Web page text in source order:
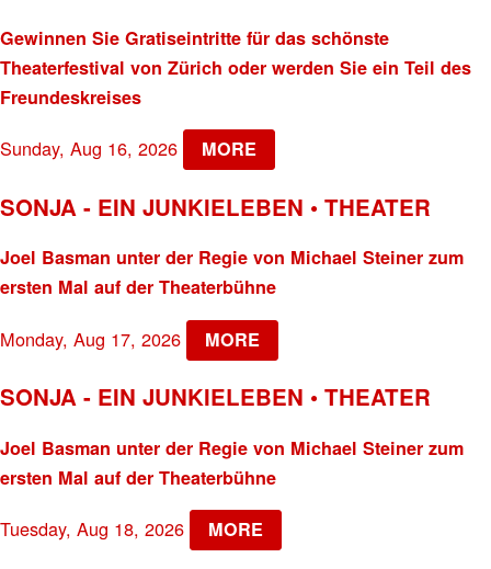
Gewinnen Sie Gratiseintritte für das schönste
Theaterfestival von Zürich oder werden Sie ein Teil des
Freundeskreises
Sunday, Aug 16, 2026 MORE
SONJA - EIN JUNKIELEBEN • THEATER
Joel Basman unter der Regie von Michael Steiner zum
ersten Mal auf der Theaterbühne
Monday, Aug 17, 2026 MORE
SONJA - EIN JUNKIELEBEN • THEATER
Joel Basman unter der Regie von Michael Steiner zum
ersten Mal auf der Theaterbühne
Tuesday, Aug 18, 2026 MORE